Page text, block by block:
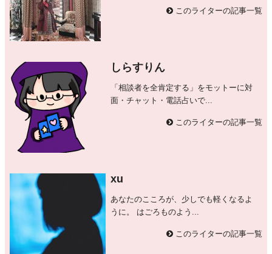
このライターの記事一覧
しらすりん
「相談者を全肯定する」をモットーに対
面・チャット・電話占いで...
このライターの記事一覧
xu
あなたのこころが、少しでも軽くなるよ
うに。 はごろものよう...
このライターの記事一覧